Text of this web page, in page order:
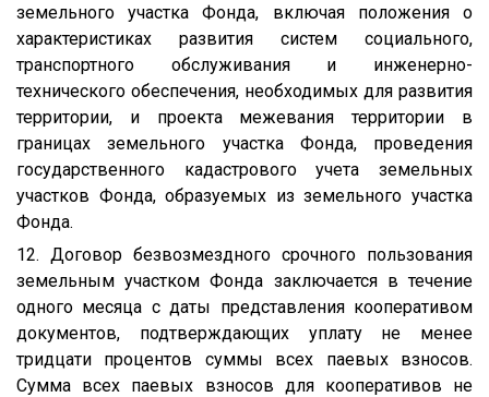
земельного участка Фонда, включая положения о
характеристиках развития систем социального,
транспортного обслуживания и инженерно-
технического обеспечения, необходимых для развития
территории, и проекта межевания территории в
границах земельного участка Фонда, проведения
государственного кадастрового учета земельных
участков Фонда, образуемых из земельного участка
Фонда.
12. Договор безвозмездного срочного пользования
земельным участком Фонда заключается в течение
одного месяца с даты представления кооперативом
документов, подтверждающих уплату не менее
тридцати процентов суммы всех паевых взносов.
Сумма всех паевых взносов для кооперативов не